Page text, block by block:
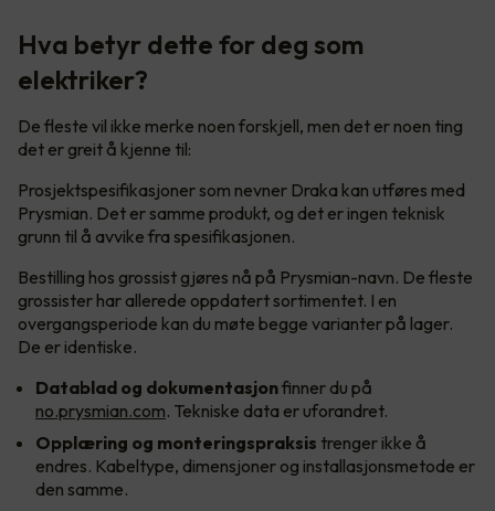
Hva betyr dette for deg som
elektriker?
De fleste vil ikke merke noen forskjell, men det er noen ting
det er greit å kjenne til:
Prosjektspesifikasjoner som nevner Draka kan utføres med
Prysmian. Det er samme produkt, og det er ingen teknisk
grunn til å avvike fra spesifikasjonen.
Bestilling hos grossist gjøres nå på Prysmian-navn. De fleste
grossister har allerede oppdatert sortimentet. I en
overgangsperiode kan du møte begge varianter på lager.
De er identiske.
Datablad og dokumentasjonfinner du på
no.prysmian.com. Tekniske data er uforandret.
Opplæring og monteringspraksis trenger ikke å
endres. Kabeltype, dimensjoner og installasjonsmetode er
den samme.